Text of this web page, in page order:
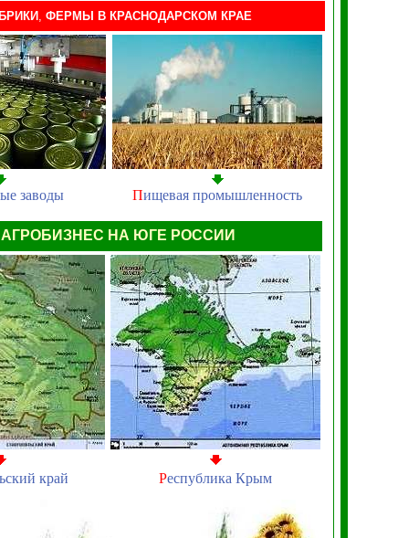
, ФЕРМЫ В КРАСНОДАРСКОМ КРАЕ
заводы Пищевая промышленность
АГРОБИЗНЕС НА ЮГЕ РОССИИ
край Республика Крым